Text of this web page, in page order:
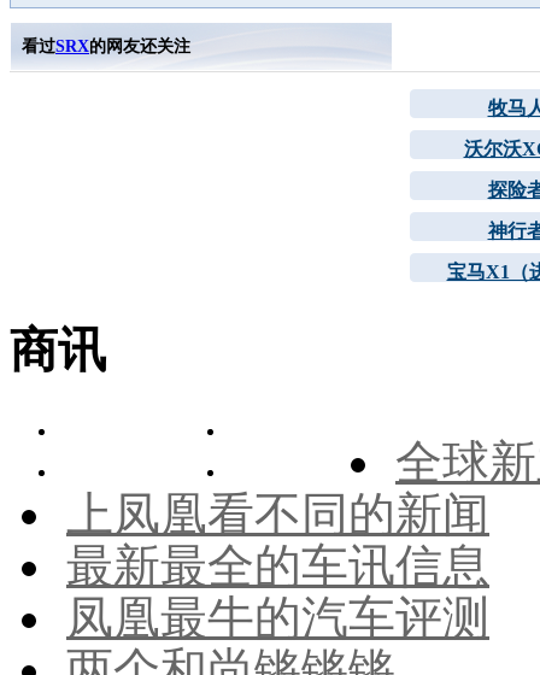
看过SRX的网友还关注
牧马
沃尔沃
探险
神行
宝马X1（
商讯
全球
上凤凰看不同的新闻
最新最全的车讯信息
凤凰最牛的汽车评测